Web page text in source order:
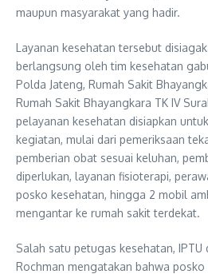
maupun masyarakat yang hadir.
Layanan kesehatan tersebut
berlangsung oleh tim kesehatan
Polda Jateng, Rumah Sakit
Rumah Sakit Bhayangkara TK IV
pelayanan kesehatan disiapkan
kegiatan, mulai dari pemeriksaan
pemberian obat sesuai keluhan,
diperlukan, layanan fisioterapi,
posko kesehatan, hingga 2 mobil
mengantar ke rumah sakit terdekat.
Salah satu petugas kesehatan, IPTU
Rochman mengatakan bahwa